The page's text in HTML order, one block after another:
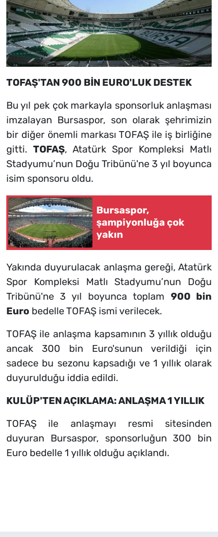
TOFAŞ'TAN 900 BİN EURO'LUK DESTEK
Bu yıl pek çok markayla sponsorluk anlaşması
imzalayan Bursaspor, son olarak şehrimizin
bir diğer önemli markası TOFAŞ ile iş birliğine
gitti. TOFAŞ, Atatürk Spor Kompleksi Matlı
Stadyumu’nun Doğu Tribünü'ne 3 yıl boyunca
isim sponsoru oldu.
Bursaspor,
şampiyonluğa çok
yakın
Yakında duyurulacak anlaşma gereği, Atatürk
Spor Kompleksi Matlı Stadyumu’nun Doğu
Tribünü'ne 3 yıl boyunca toplam 900 bin
Eurobedelle TOFAŞ ismi verilecek.
TOFAŞ ile anlaşma kapsamının 3 yıllık olduğu
ancak 300 bin Euro'sunun verildiği için
sadece bu sezonu kapsadığı ve 1 yıllık olarak
duyurulduğu iddia edildi.
KULÜP'TEN AÇIKLAMA: ANLAŞMA 1 YILLIK
TOFAŞ ile anlaşmayı resmi sitesinden
duyuran Bursaspor, sponsorluğun 300 bin
Euro bedelle 1 yıllık olduğu açıklandı.